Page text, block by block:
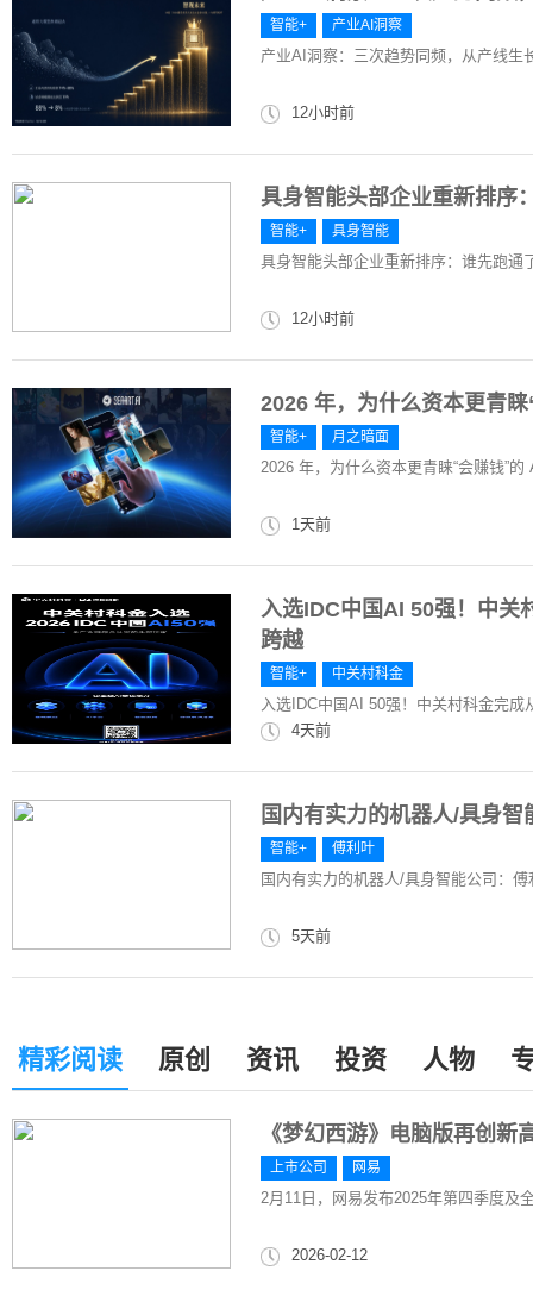
智能+ 产业AI洞察
产业AI洞察：三次趋势同频，从产线生
12小时前
具身智能头部企业重新排序
智能+ 具身智能
具身智能头部企业重新排序：谁先跑通
12小时前
2026 年，为什么资本更青
智能+ 月之暗面
2026 年，为什么资本更青睐“会赚钱”的
1天前
入选IDC中国AI 50强！中关
跨越
智能+ 中关村科金
入选IDC中国AI 50强！中关村科金完
4天前
国内有实力的机器人/具身
智能+ 傅利叶
国内有实力的机器人/具身智能公司：
5天前
精彩阅读 原创 资讯 投资 人物
《梦幻西游》电脑版再创
上市公司 网易
2月11日，网易发布2025年第四季度及
2026-02-12